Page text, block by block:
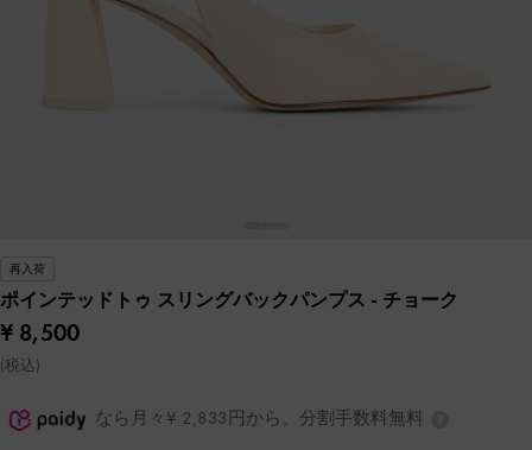
再入荷
ポインテッドトゥ スリングバックパンプス - チョーク
¥ 8,500
(税込)
なら月々¥ 2,833円から。分割手数料無料